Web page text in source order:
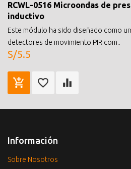
RCWL-0516 Microondas de
inductivo
Este módulo ha sido diseñado como
detectores de movimiento PIR com..
S/5.5
Información
Sobre Nosotros